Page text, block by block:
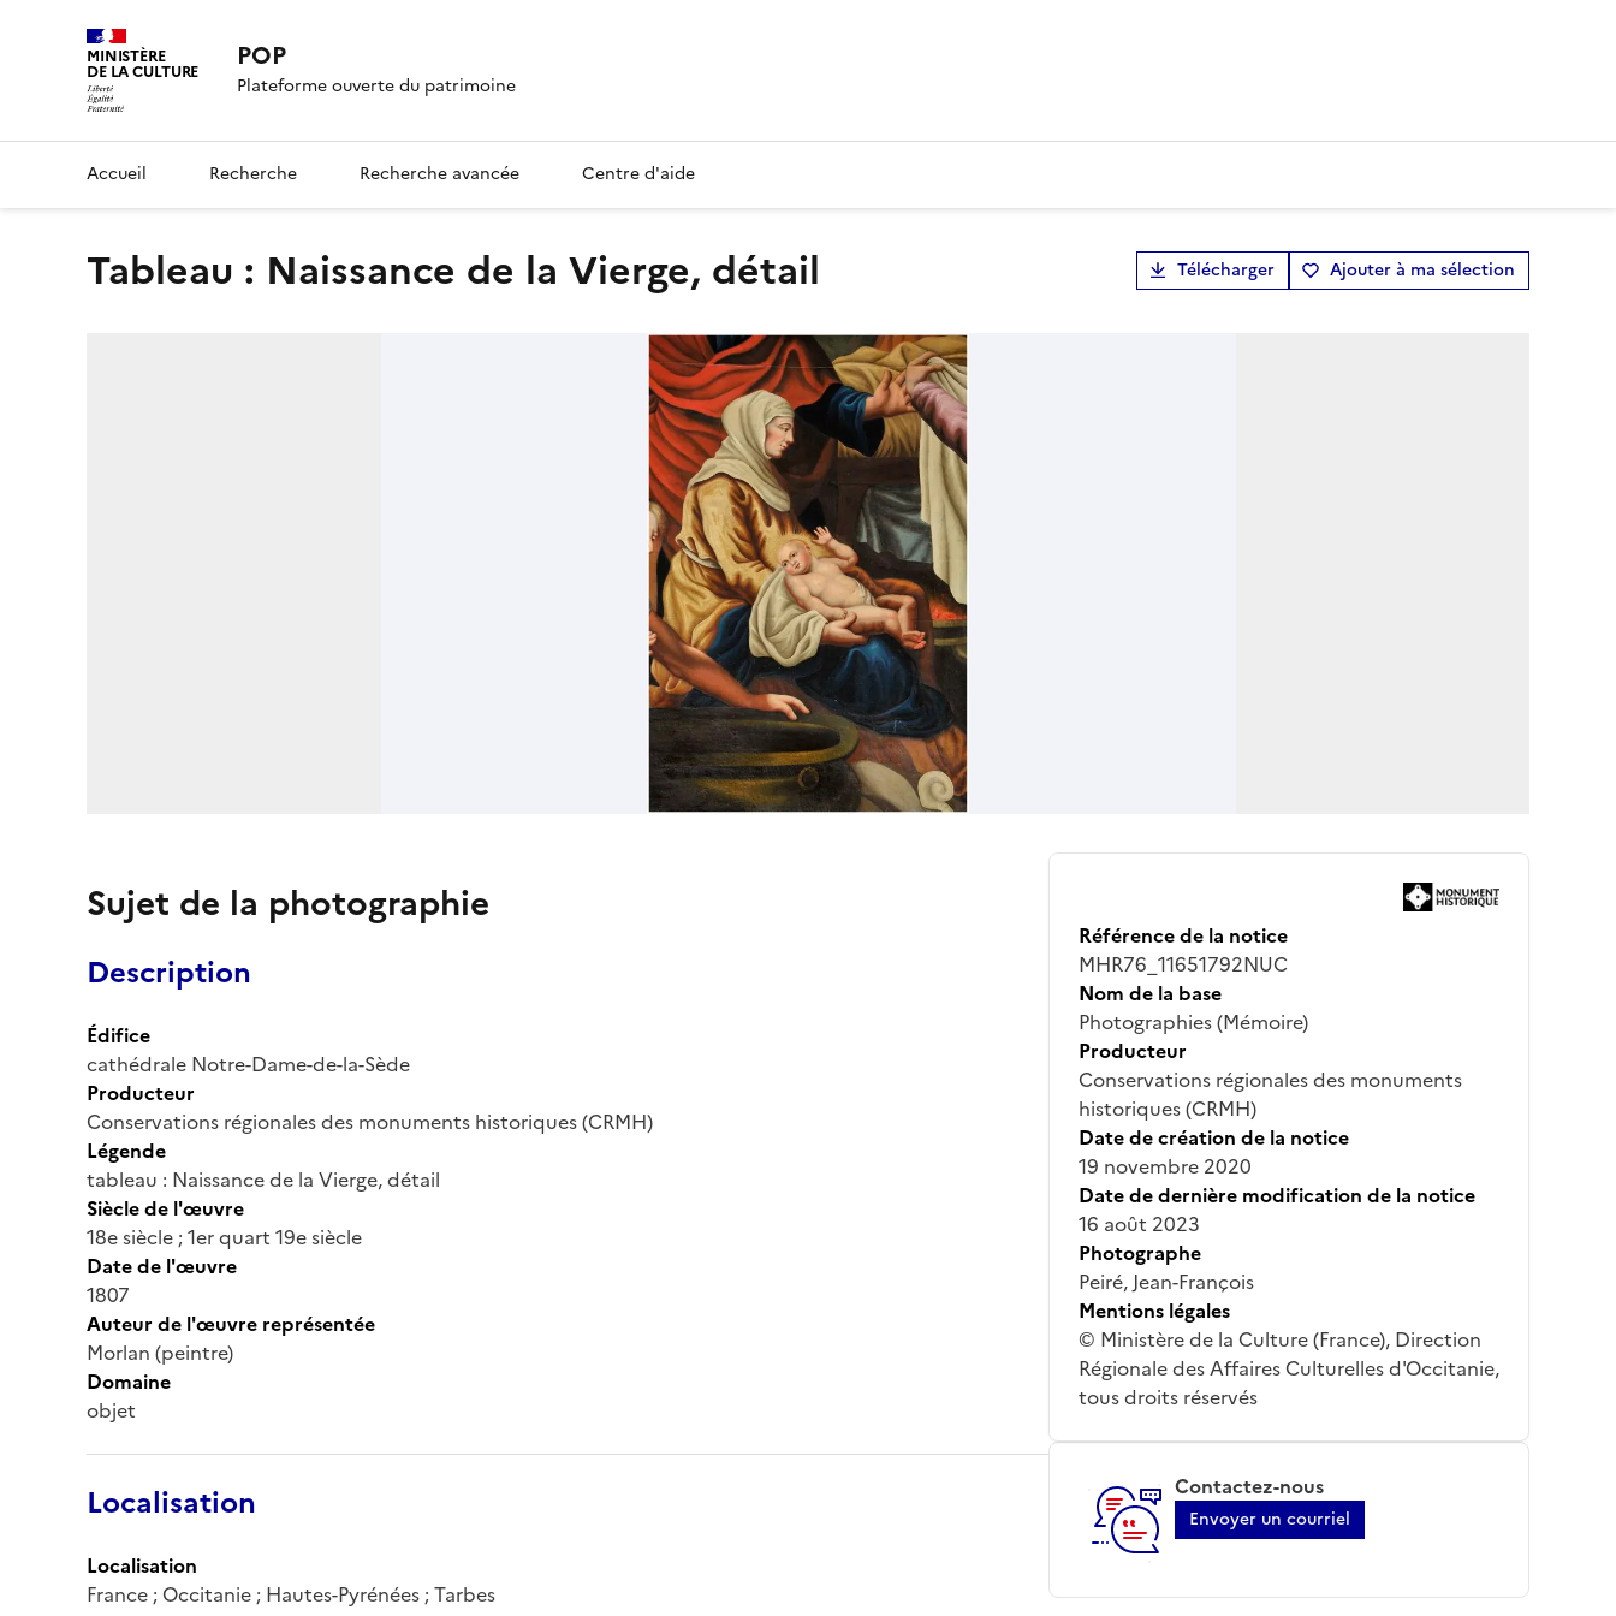
MINISTÈRE
DE LA CULTURE POP
Plateforme ouverte du patrimoine
Accueil Recherche Recherche avancée Centre d'aide
tableau : Naissance de la Vierge, détail Télécharger Ajouter à ma sélection
Sujet de la photographie
Description
Édifice
cathédrale Notre-Dame-de-la-Sède
Producteur
Conservations régionales des monuments historiques (CRMH)
Légende
tableau : Naissance de la Vierge, détail
Siècle de l'œuvre
18e siècle ; 1er quart 19e siècle
Date de l'œuvre
1807
Auteur de l'œuvre représentée
Morlan (peintre)
Domaine
objet
Localisation
Localisation
France ; Occitanie ; Hautes-Pyrénées ; Tarbes
Référence de la notice
MHR76_11651792NUC
Nom de la base
Photographies (Mémoire)
Producteur
Conservations régionales des monuments
historiques (CRMH)
Date de création de la notice
19 novembre 2020
Date de dernière modification de la notice
16 août 2023
Photographe
Peiré, Jean-François
Mentions légales
© Ministère de la Culture (France), Direction
Régionale des Affaires Culturelles d'Occitanie,
tous droits réservés
Contactez-nous
Envoyer un courriel